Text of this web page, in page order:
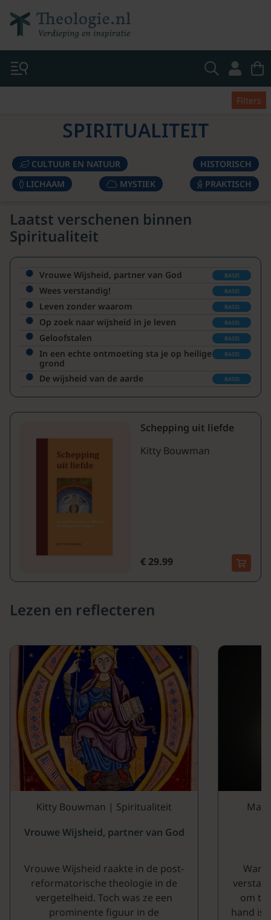
Filters
SPIRITUALITEIT
CULTUUR EN NATUUR
HISTORISCH
LICHAAM
MYSTIEK PRAKTISCH
Laatst verschenen binnen
Spiritualiteit
Vrouwe Wijsheid, partner van God BASIS
Wees verstandig! BASIS
Leven zonder waarom BASIS
Op zoek naar wijsheid in je leven BASIS
Geloofstalen BASIS
In een echte ontmoeting sta je op heilige
grond
BASIS
De wijsheid van de aarde BASIS
Schepping uit liefde
Kitty Bouwman
€ 29.99
Lezen en reflecteren
Kitty Bouwman | Spiritualiteit
Vrouwe Wijsheid, partner van God
Vrouwe Wijsheid raakte in de post-
reformatorische theologie in de
vergetelheid. Toch was ze een
prominente figuur in de
om te
hand is